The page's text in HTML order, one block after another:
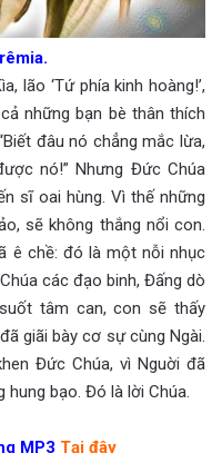
lão ‘Tứ phía kinh hoàng!’,
những bạn bè thân thích
đâu nó chẳng mắc lừa,
nó!” Nhưng Đức Chúa
sĩ oai hùng. Vì thế những
sẽ không thắng nổi con.
ê chề: đó là một nỗi nhục
các đạo binh, Đấng dò
tâm can, con sẽ thấy
giãi bày cơ sự cùng Ngài.
Đức Chúa, vì Nguời đã
bạo. Đó là lời Chúa.
MP3 Tại đây